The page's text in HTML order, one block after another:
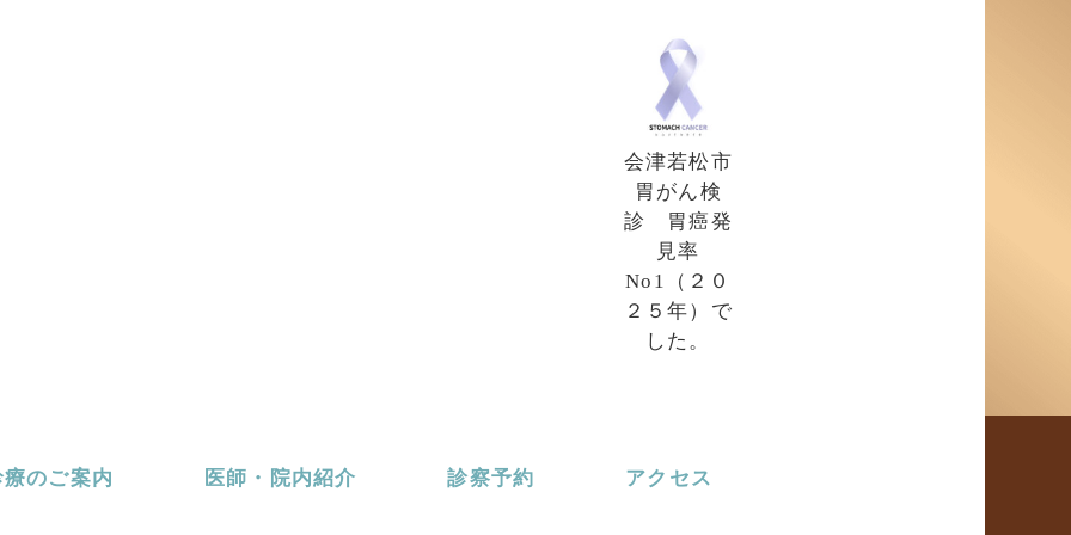
会津若松市
胃がん検
診 胃癌発
見率
No1（２０
２５年）で
した。
療のご案内 医師・院内紹介 診察予約 アクセス